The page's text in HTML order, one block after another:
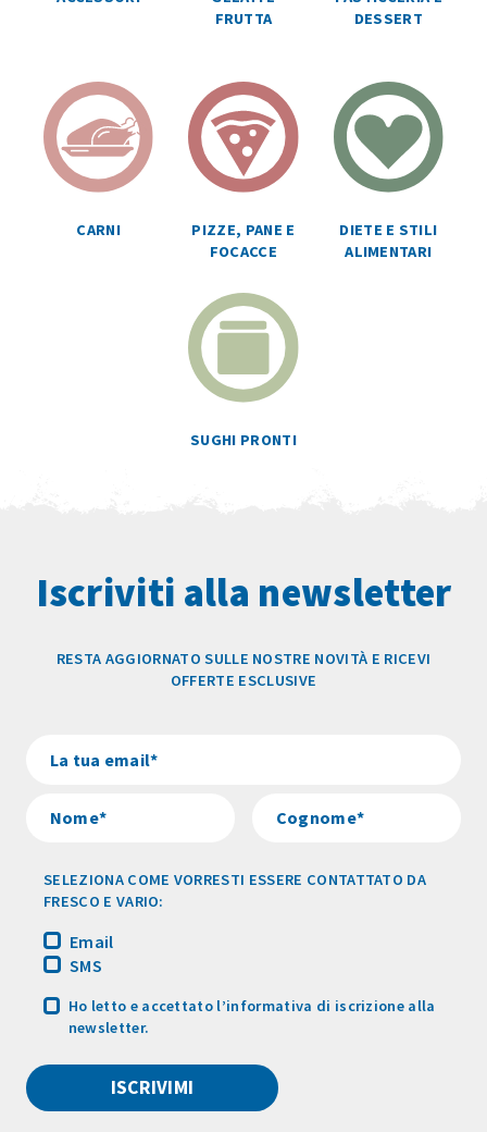
FRUTTA
DESSERT
CARNI
PIZZE, PANE E
FOCACCE
DIETE E STILI
ALIMENTARI
SUGHI PRONTI
Iscriviti alla newsletter
RESTA AGGIORNATO SULLE NOSTRE NOVITÀ E RICEVI
OFFERTE ESCLUSIVE
SELEZIONA COME VORRESTI ESSERE CONTATTATO DA
FRESCO E VARIO:
Email
SMS
Ho letto e accettato l’informativa di iscrizione alla
newsletter.